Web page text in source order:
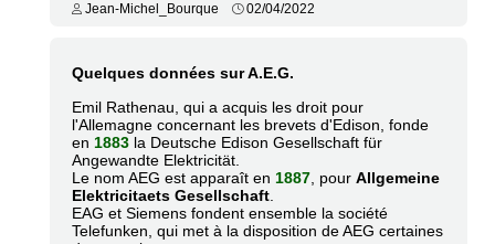
Jean-Michel_Bourque 02/04/2022
Quelques données sur A.E.G.
Emil Rathenau, qui a acquis les droit pour
l'Allemagne concernant les brevets d'Edison, fonde
en 1883 la Deutsche Edison Gesellschaft für
Angewandte Elektricität.
Le nom AEG est apparaît en 1887 , pour Allgemeine
Elektricitaets Gesellschaft
EAG et Siemens fondent ensemble la société
Telefunken, qui met à la disposition de AEG certaines